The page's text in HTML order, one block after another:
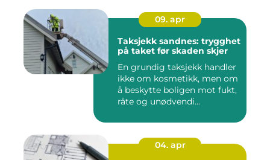
09. apr
Taksjekk sandnes: trygghet
på taket før skaden skjer
En grundig taksjekk handler
ikke om kosmetikk, men om
å beskytte boligen mot fukt,
råte og unødvendi...
04. apr